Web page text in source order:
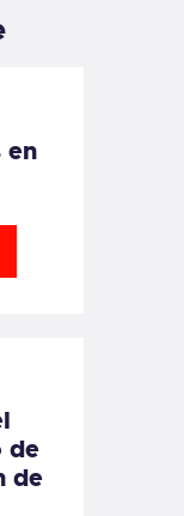
en
de
de